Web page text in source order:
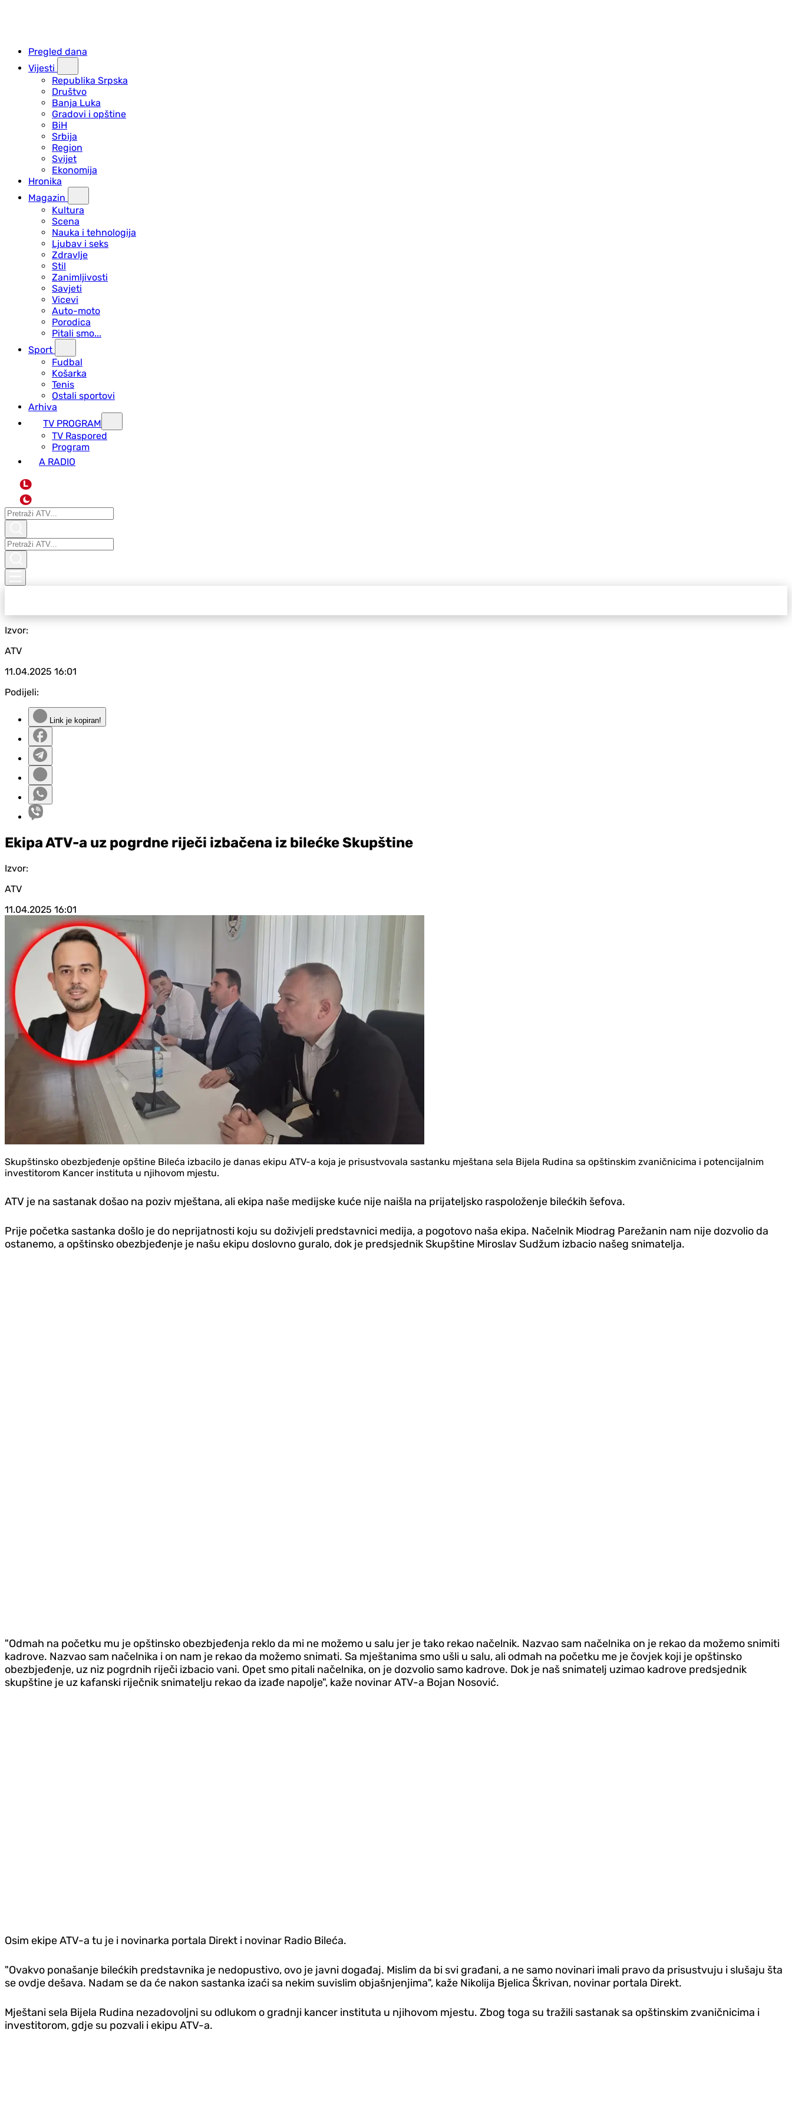
Pregled dana
Vijesti
Republika Srpska
Društvo
Banja Luka
Gradovi i opštine
BiH
Srbija
Region
Svijet
Ekonomija
Hronika
Magazin
Kultura
Scena
Nauka i tehnologija
Ljubav i seks
Zdravlje
Stil
Zanimljivosti
Savjeti
Vicevi
Auto-moto
Porodica
Pitali smo...
Sport
Fudbal
Košarka
Tenis
Ostali sportovi
Arhiva
TV PROGRAM
ТV Raspored
Program
A RADIO
L
Izvor:
ATV
11.04.2025 16:01
Podijeli:
Link je kopiran!
Ekipa ATV-a uz pogrdne riječi izbačena iz bilećke Skupštine
Izvor:
ATV
11.04.2025 16:01
Skupštinsko obezbjeđenje opštine Bileća izbacilo je danas ekipu ATV-a koja je prisustvovala sastanku mještana sela Bijela Rudina sa opštinskim zvaničnicima i potencijalnim
investitorom Kancer instituta u njihovom mjestu.
ATV je na sastanak došao na poziv mještana, ali ekipa naše medijske kuće nije naišla na prijateljsko raspoloženje bilećkih šefova.
Prije početka sastanka došlo je do neprijatnosti koju su doživjeli predstavnici medija, a pogotovo naša ekipa. Načelnik Miodrag Parežanin nam nije dozvolio da
ostanemo, a opštinsko obezbjeđenje je našu ekipu doslovno guralo, dok je predsjednik Skupštine Miroslav Sudžum izbacio našeg snimatelja.
"Odmah na početku mu je opštinsko obezbjeđenja reklo da mi ne možemo u salu jer je tako rekao načelnik. Nazvao sam načelnika on je rekao da možemo snimiti
kadrove. Nazvao sam načelnika i on nam je rekao da možemo snimati. Sa mještanima smo ušli u salu, ali odmah na početku me je čovjek koji je opštinsko
obezbjeđenje, uz niz pogrdnih riječi izbacio vani. Opet smo pitali načelnika, on je dozvolio samo kadrove. Dok je naš snimatelj uzimao kadrove predsjednik
skupštine je uz kafanski riječnik snimatelju rekao da izađe napolje", kaže novinar ATV-a Bojan Nosović.
Osim ekipe ATV-a tu je i novinarka portala Direkt i novinar Radio Bileća.
"Ovakvo ponašanje bilećkih predstavnika je nedopustivo, ovo je javni događaj. Mislim da bi svi građani, a ne samo novinari imali pravo da prisustvuju i slušaju šta
se ovdje dešava. Nadam se da će nakon sastanka izaći sa nekim suvislim objašnjenjima", kaže Nikolija Bjelica Škrivan, novinar portala Direkt.
Mještani sela Bijela Rudina nezadovoljni su odlukom o gradnji kancer instituta u njihovom mjestu. Zbog toga su tražili sastanak sa opštinskim zvaničnicima i
investitorom, gdje su pozvali i ekipu ATV-a.